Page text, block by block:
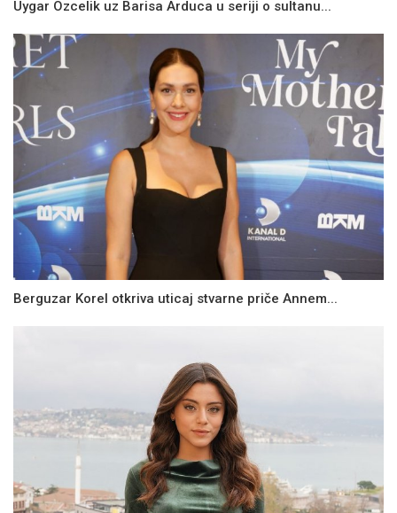
Uygar Ozcelik uz Barisa Arduca u seriji o sultanu...
Berguzar Korel otkriva uticaj stvarne priče Annem...